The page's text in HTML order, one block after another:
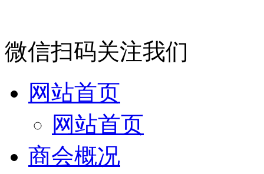
微信扫码关注我们
网站首页
网站首页
商会概况